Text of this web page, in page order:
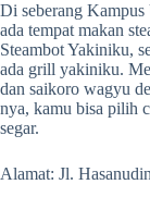
Di seberang
ada tempat makan
Steambot Yakiniku,
ada grill yakiniku.
dan saikoro wagyu
nya, kamu bisa pilih
segar.
Alamat: Jl.